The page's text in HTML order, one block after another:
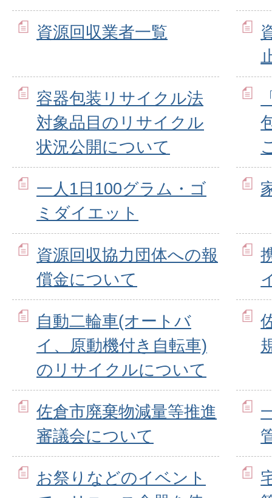
資源回収業者一覧
容器包装リサイクル法
対象品目のリサイクル
状況公開について
一人1日100グラム・ゴ
ミダイエット
資源回収協力団体への報
償金について
自動二輪車(オートバ
イ、原動機付き自転車)
のリサイクルについて
佐倉市廃棄物減量等推進
審議会について
お祭りなどのイベント